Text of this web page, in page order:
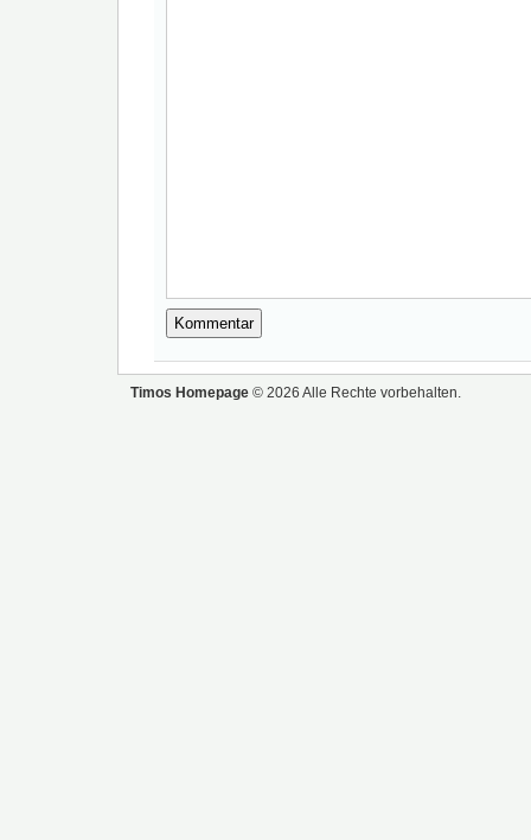
Timos Homepage © 2026 Alle Rechte vorbehalten.